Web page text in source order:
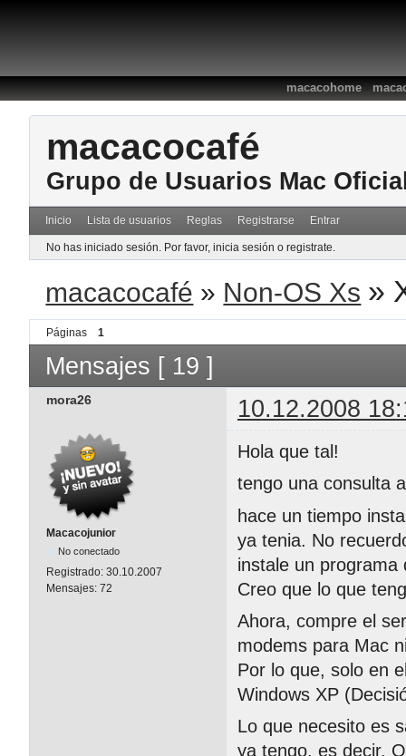
macacohome:
macacocafé
Grupo de Usuarios Mac
Inicio Lista de usuarios Reglas Registrarse Entrar
No has iniciado sesión. Por favor, inicia sesión o registrate.
macacocafé » Non-OS Xs »
Páginas 1
Mensajes [ 19 ]
mora26 10.12.2008
Macacojunior
No conectado
Registrado: 30.10.2007
Mensajes: 72
Hola que tal!
tengo una consulta
hace un tiempo
ya tenia. No
instale un
Creo que lo que
Ahora, compre el
modems para Mac
Por lo que, solo en
Windows XP
Lo que necesito es
ya tengo, es decir,